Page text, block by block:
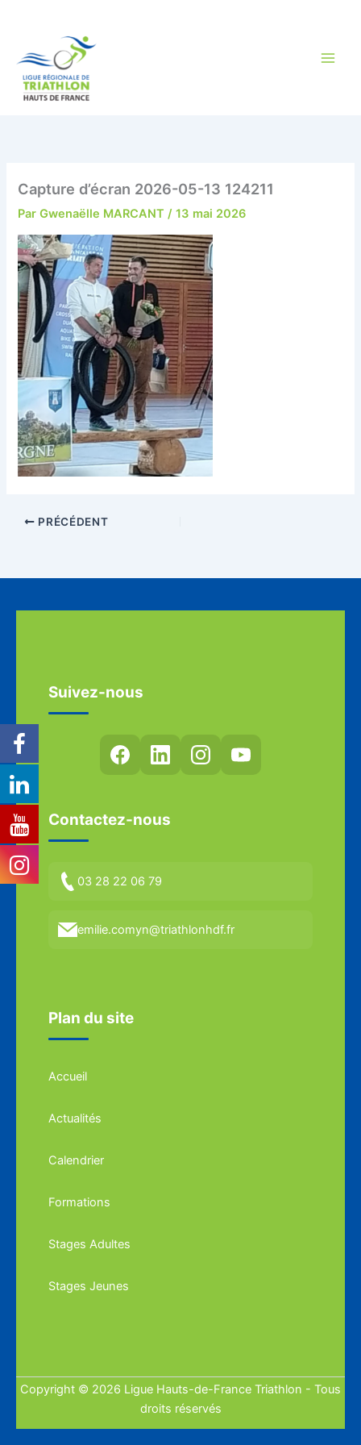
Capture d’écran 2026-05-13 124211
ParGwenaëlle MARCANT/13 mai 2026
PRÉCÉDENT
Suivez-nous
Contactez-nous
03 28 22 06 79
emilie.comyn@triathlonhdf.fr
Plan du site
Accueil
Actualités
Calendrier
Formations
Stages Adultes
Stages Jeunes
Copyright © 2026 Ligue Hauts-de-France Triathlon - Tous
droits réservés